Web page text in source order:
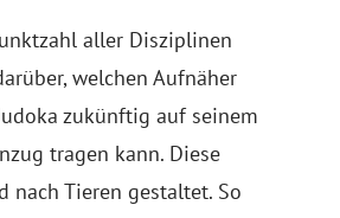
aller Disziplinen
welchen Aufnäher
zukünftig auf seinem
tragen kann. Diese
nach Tieren gestaltet. So